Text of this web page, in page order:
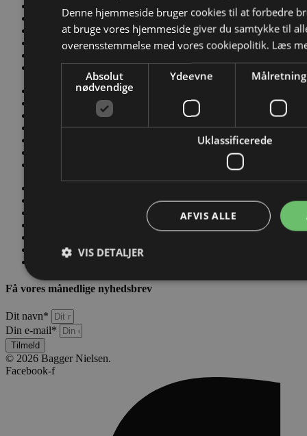
Værktøjskassen
Nyheder
Salgs- og Leveringsbetingelser
Conditions of Sale and Delivery
Code of Conduct
Kontakt os
Værktøjskassen
Salgs- og Leveringsbetingelser
Salgs- og Leveringsbetingelser
Privatlivs- og persondatapolitik
Code of Conduct
Få vores månedlige nyhedsbrev
Dit navn*
Din e-mail*
Tilmeld
© 2026 Bagger Nielsen.
Facebook-f
Denne hjemmeside bruger cookies til at forbedre
at bruge vores hjemmeside giver du samtykke til
overensstemmelse med vores cookiepolitik. Læs
Absolut
nødvendige
Ydeevne Målretning
Uklassificerede
AFVIS ALLE
VIS DETALJER